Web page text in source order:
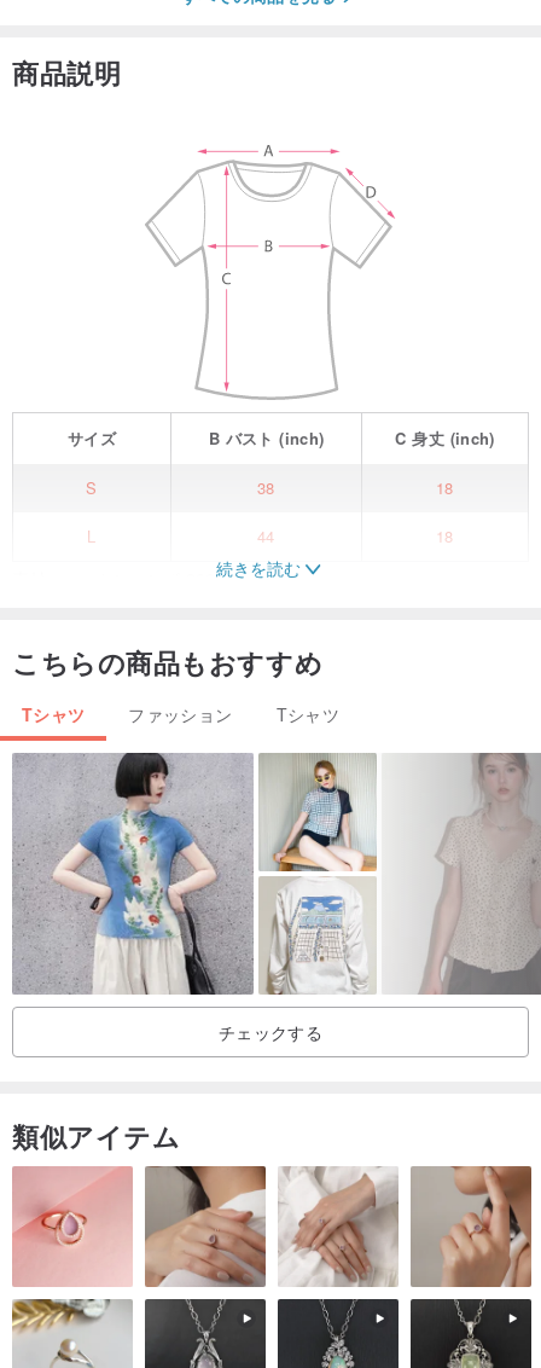
商品説明
サイズ B バスト (inch) C身丈 (inch)
S 38 18
L 44 18
L バスト 44インチ、着丈 18インチ
テクニック：デジタルプリント
制作期間：30～45日
デザインコンセプト：
すべての商品は、デザイナーの身の回りのもの、お客様が共有した
い旅の体験、または自然などからインスピレーションを得ていま
す。
商品のユニークな特徴：
すべての柄は、一点一点手作業でデザインされ、描かれています。
自分らしいスタイルを愛する女性にぴったりです。
素材と洗濯方法：
素材：非常に柔らかいコットン100%
洗濯方法：手洗い、または洗濯機の場合は手洗いコースを使用し、
洗濯ネットに入れてください。日陰で干してください。
アイロン：中温～高温でアイロンがけしてください。ドライクリー
ニングは推奨しません。
続きを読む
こちらの商品もおすすめ
Tシャツ ファッション Tシャツ
チェックする
類似アイテム